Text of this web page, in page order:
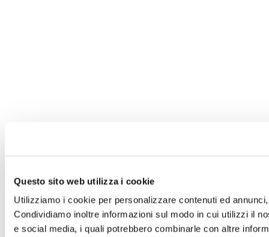
Questo sito web utilizza i cookie
Utilizziamo i cookie per personalizzare contenuti ed
Condividiamo inoltre informazioni sul modo in cui utilizzi il
e social media, i quali potrebbero combinarle con altre